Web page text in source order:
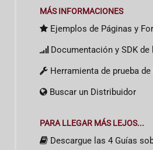
MÁS INFORMACIONES
Ejemplos de Páginas y
Documentación y SDK de
Herramienta de prueba de
Buscar un Distribuidor
PARA LLEGAR MÁS LEJOS...
Descargue las 4 Guías